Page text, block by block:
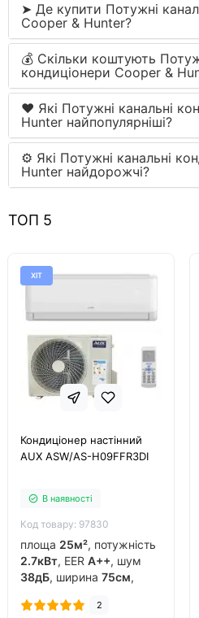
➤ Де купити Потужні
Cooper & Hunter?
💰 Скільки коштують
кондиціонери Cooper &
❤️ Які Потужні канальні
Hunter найпопулярніші?
⚙ Які Потужні канальні
Hunter найдорожчі?
ТОП 5
ХІТ
Кондиціонер настінний
AUX ASW/AS-H09FFR3DI
В наявності
Код товару: 97830
площа 25м², потужність
2.7кВт, EER A++, шум
38дБ, ширина 75см,
китай, інвертор
2